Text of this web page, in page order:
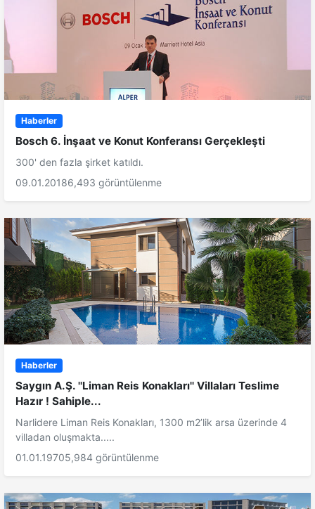
Haberler
Bosch 6. İnşaat ve Konut Konferansı Gerçekleşti
300' den fazla şirket katıldı.
09.01.20186,493 görüntülenme
Haberler
Saygın A.Ş. ''Liman Reis Konakları'' Villaları Teslime
Hazır ! Sahiple...
Narlidere Liman Reis Konakları, 1300 m2’lik arsa üzerinde 4
villadan oluşmakta.....
01.01.19705,984 görüntülenme